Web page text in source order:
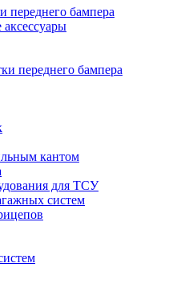
переднего бампера
переднего бампера
кантом
для ТСУ
систем